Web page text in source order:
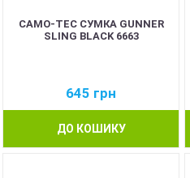
CAMO-TEC СУМКА GUNNER
SLING BLACK 6663
645 грн
ДО КОШИКУ